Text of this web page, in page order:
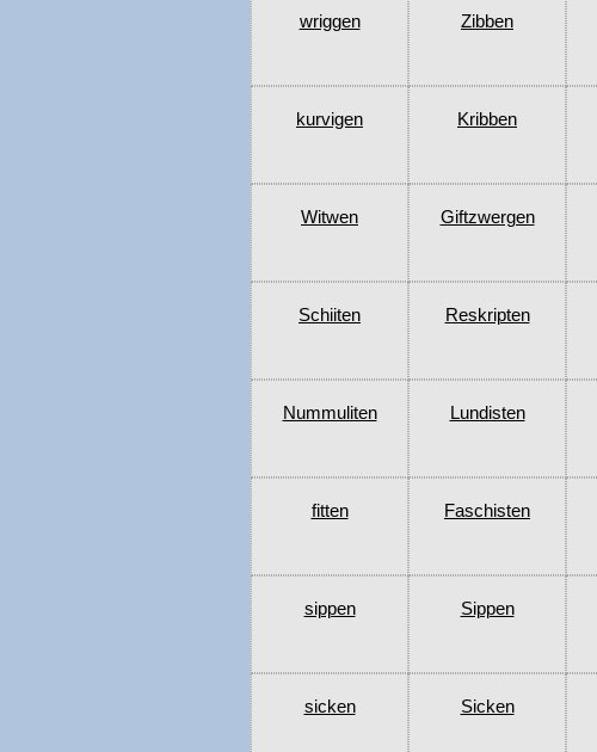
wriggen Zibben
kurvigen Kribben
Witwen Giftzwergen
Schiiten Reskripten
Nummuliten Lundisten
fitten Faschisten
sippen Sippen
sicken Sicken